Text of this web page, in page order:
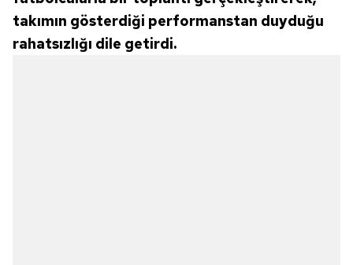
takımın gösterdiği performanstan duyduğu
rahatsızlığı dile getirdi.